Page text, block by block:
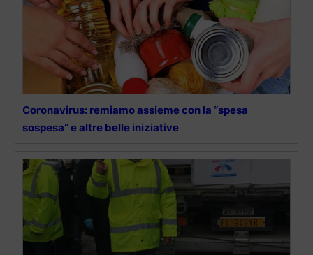
Coronavirus: remiamo assieme con la “spesa
sospesa” e altre belle iniziative